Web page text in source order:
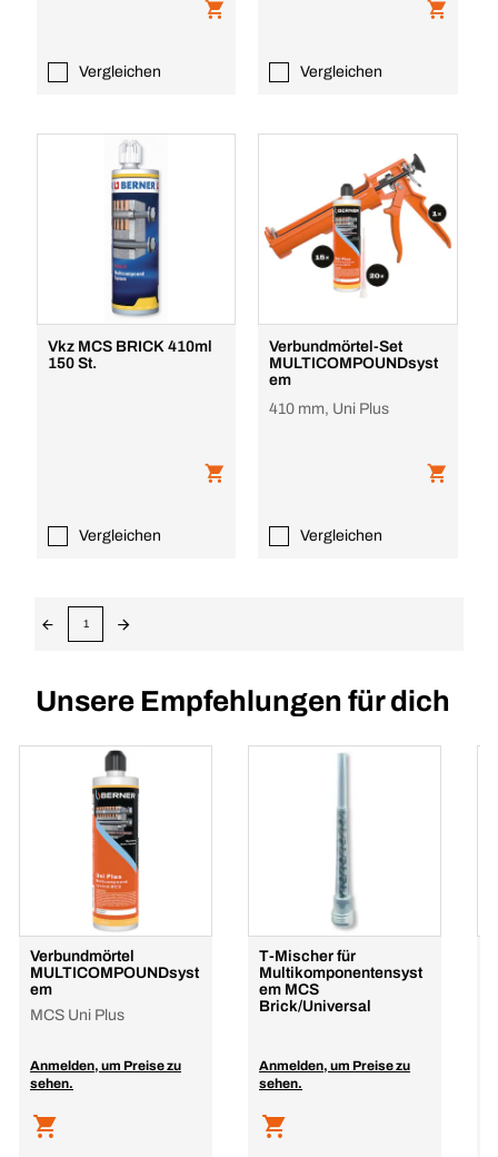
Vergleichen Vergleichen
Vkz MCS BRICK 410ml
150 St.
Vergleichen
Verbundmörtel-Set
MULTICOMPOUNDsyst
em
410 mm, Uni Plus
Vergleichen
1
Unsere Empfehlungen für dich
Verbundmörtel
MULTICOMPOUNDsyst
em
MCS Uni Plus
Anmelden, um Preise zu
sehen.
T-Mischer für
Multikomponentensyst
em MCS
Brick/Universal
Anmelden, um Preise zu
sehen.